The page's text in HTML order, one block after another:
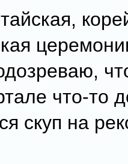
что-то
скуп на